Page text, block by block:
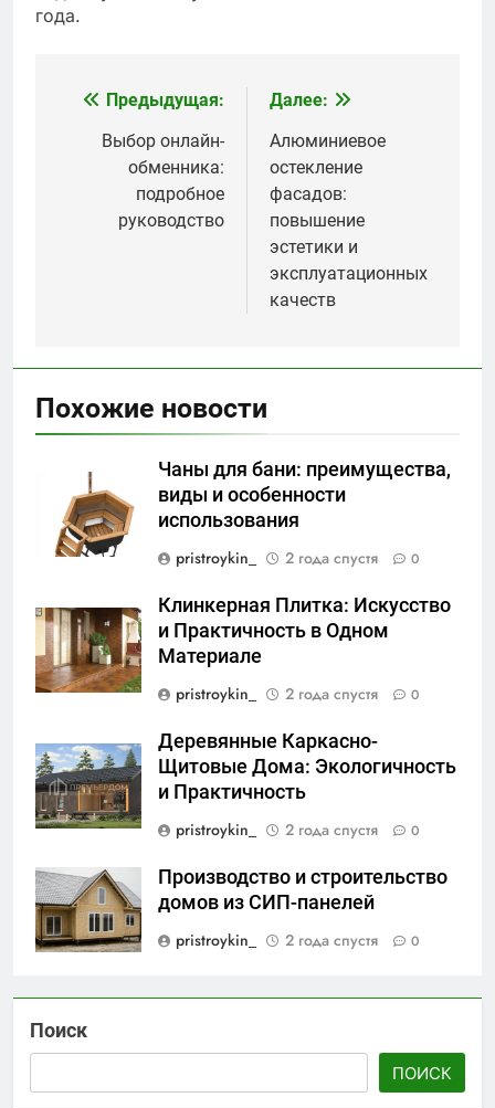
года.
Навигация
записям
Предыдущая:
Выбор онлайн-
обменника:
подробное
руководство
Далее:
Алюминиевое
остекление
фасадов:
повышение
эстетики и
эксплуатационных
качеств
Похожие новости
Чаны для бани: преимущества,
виды и особенности
использования
pristroykin_
2 года спустя 0
Клинкерная Плитка: Искусство
и Практичность в Одном
Материале
pristroykin_
2 года спустя 0
Деревянные Каркасно-
Щитовые Дома: Экологичность
и Практичность
pristroykin_
2 года спустя 0
Производство и строительство
домов из СИП-панелей
pristroykin_
2 года спустя 0
Поиск
ПОИСК